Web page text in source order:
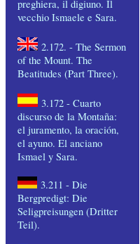
preghiera, il digiuno. Il
vecchio Ismaele e Sara.
2.172. - TheSermon
of the Mount. The
Beatitudes (Part Three).
3.172 -Cuarto
discurso de laMontaña:
el juramento, laoración,
el ayuno. Elanciano
Ismael y Sara.
3.211 - Die
Bergpredigt: Die
Seligpreisungen (Dritter
Teil).